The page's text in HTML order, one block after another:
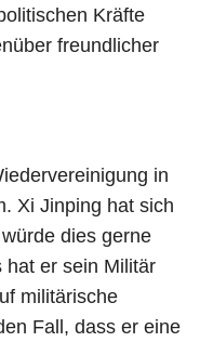
Kräfte
freundlicher
in
Xi Jinping hat sich
dies gerne
hat er sein Militär
militärische
Fall, dass er eine